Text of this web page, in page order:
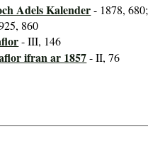
Adels Kalender- 1878, 680;
860
- III, 146
ifran ar 1857- II, 76